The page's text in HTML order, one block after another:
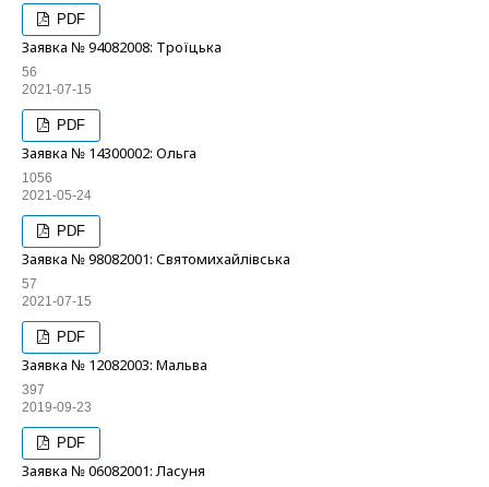
PDF
Заявка № 94082008: Троїцька
56
2021-07-15
PDF
Заявка № 14300002: Ольга
1056
2021-05-24
PDF
Заявка № 98082001: Святомихайлівська
57
2021-07-15
PDF
Заявка № 12082003: Мальва
397
2019-09-23
PDF
Заявка № 06082001: Ласуня